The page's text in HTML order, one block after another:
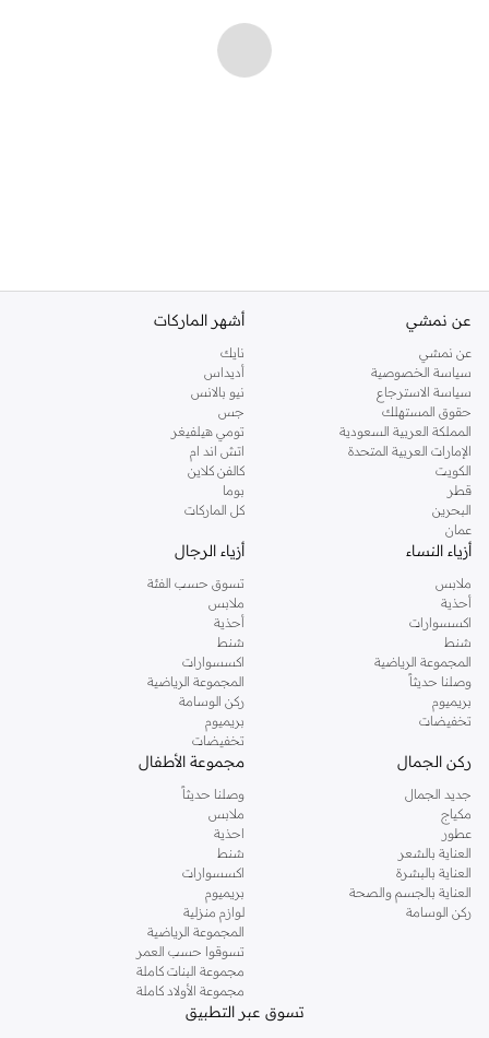
عن نمشي
عن نمشي
سياسة الخصوصية
سياسة الاسترجاع
حقوق المستهلك
المملكة العربية السعودية
الإمارات العربية المتحدة
الكويت
قطر
البحرين
عمان
أشهر الماركات
نايك
أديداس
نيو بالانس
جس
تومي هيلفيغر
اتش اند ام
كالفن كلاين
بوما
كل الماركات
أزياء النساء
ملابس
أحذية
اكسسوارات
شنط
المجموعة الرياضية
وصلنا حديثاً
بريميوم
تخفيضات
أزياء الرجال
تسوق حسب الفئة
ملابس
أحذية
شنط
اكسسوارات
المجموعة الرياضية
ركن الوسامة
بريميوم
تخفيضات
ركن الجمال
جديد الجمال
مكياج
عطور
العناية بالشعر
العناية بالبشرة
العناية بالجسم والصحة
ركن الوسامة
مجموعة الأطفال
وصلنا حديثاً
ملابس
احذية
شنط
اكسسوارات
بريميوم
لوازم منزلية
المجموعة الرياضية
تسوقوا حسب العمر
مجموعة البنات كاملة
مجموعة الأولاد كاملة
تسوق عبر التطبيق